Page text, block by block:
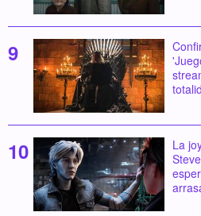
La